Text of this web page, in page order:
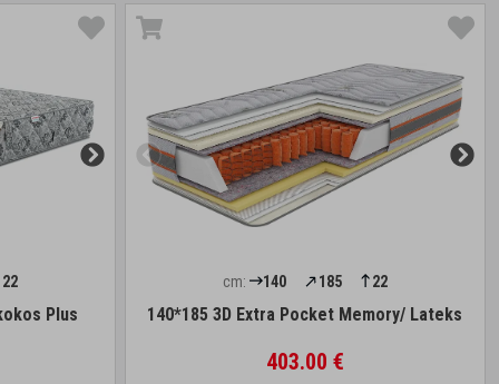
22
Plus
cm: 140 185 22
140*185 3D Extra Pocket Memory/ Lateks
403.00 €